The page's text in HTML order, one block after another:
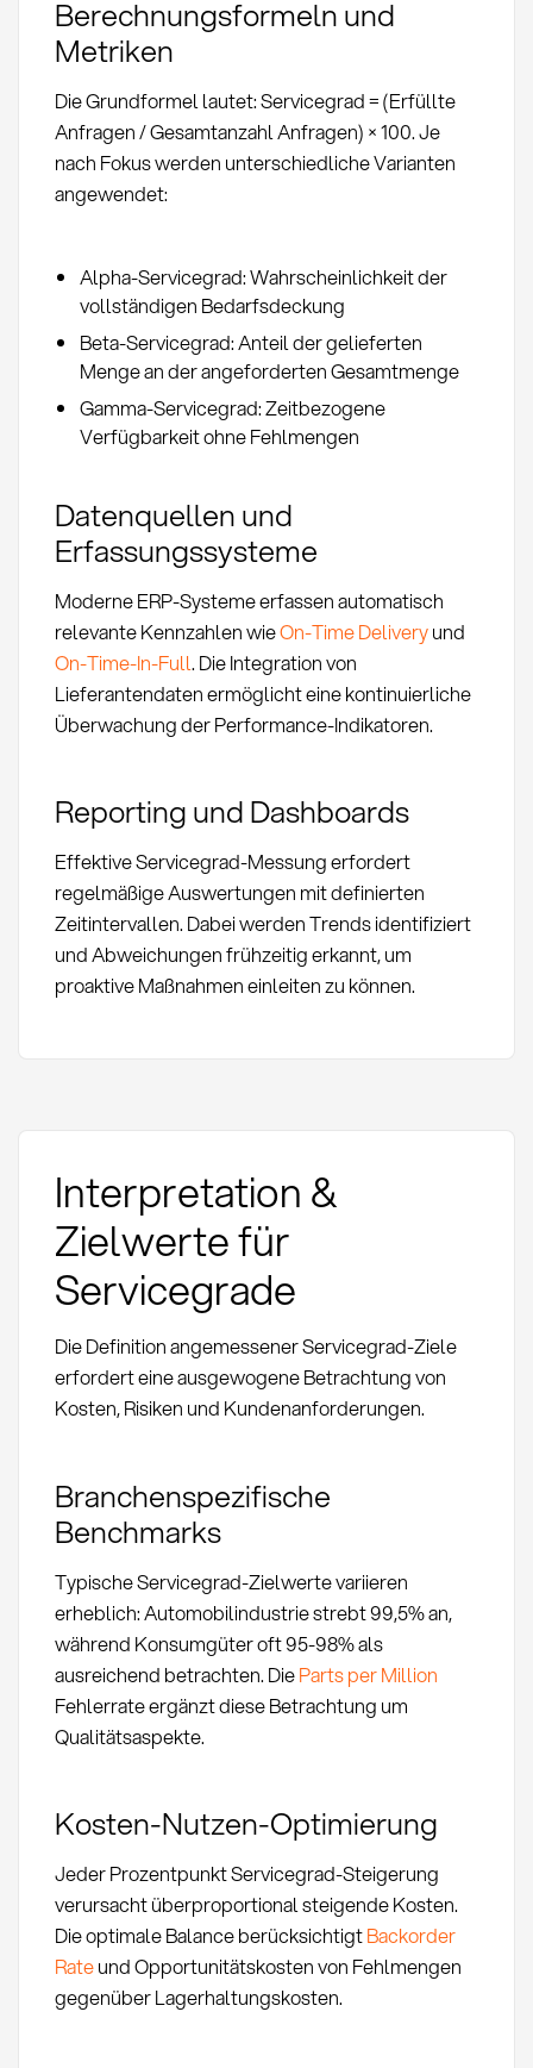
Berechnungsformeln und
Metriken
Die Grundformel lautet: Servicegrad = (Erfüllte
Anfragen / Gesamtanzahl Anfragen) × 100. Je
nach Fokus werden unterschiedliche Varianten
angewendet:
Alpha-Servicegrad: Wahrscheinlichkeit der
vollständigen Bedarfsdeckung
Beta-Servicegrad: Anteil der gelieferten
Menge an der angeforderten Gesamtmenge
Gamma-Servicegrad: Zeitbezogene
Verfügbarkeit ohne Fehlmengen
Datenquellen und
Erfassungssysteme
Moderne ERP-Systeme erfassen automatisch
relevante Kennzahlen wieOn-Time Deliveryund
On-Time-In-Full. Die Integration von
Lieferantendaten ermöglicht eine kontinuierliche
Überwachung der Performance-Indikatoren.
Reporting und Dashboards
Effektive Servicegrad-Messung erfordert
regelmäßige Auswertungen mit definierten
Zeitintervallen. Dabei werden Trends identifiziert
und Abweichungen frühzeitig erkannt, um
proaktive Maßnahmen einleiten zu können.
Interpretation &
Zielwerte für
Servicegrade
Die Definition angemessener Servicegrad-Ziele
erfordert eine ausgewogene Betrachtung von
Kosten, Risiken und Kundenanforderungen.
Branchenspezifische
Benchmarks
Typische Servicegrad-Zielwerte variieren
erheblich: Automobilindustrie strebt 99,5% an,
während Konsumgüter oft 95-98% als
ausreichend betrachten. DieParts per Million
Fehlerrate ergänzt diese Betrachtung um
Qualitätsaspekte.
Kosten-Nutzen-Optimierung
Jeder Prozentpunkt Servicegrad-Steigerung
verursacht überproportional steigende Kosten.
Die optimale Balance berücksichtigtBackorder
Rateund Opportunitätskosten von Fehlmengen
gegenüber Lagerhaltungskosten.